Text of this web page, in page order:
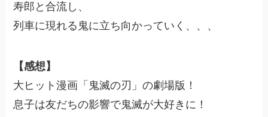
寿郎と合流し、
列車に現れる鬼に立ち向かっていく、、、
【感想】
大ヒット漫画「鬼滅の刃」の劇場版！
息子は友だちの影響で鬼滅が大好きに！